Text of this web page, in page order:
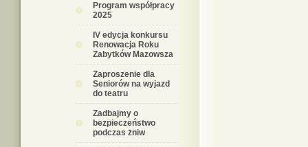
Program współpracy
2025
IV edycja konkursu
Renowacja Roku
Zabytków Mazowsza
Zaproszenie dla
Seniorów na wyjazd
do teatru
Zadbajmy o
bezpieczeństwo
podczas żniw